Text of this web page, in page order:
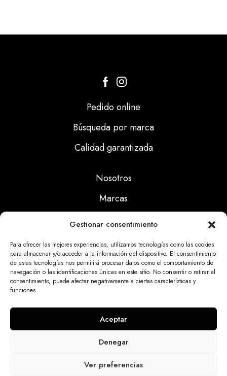
Gestionar consentimiento
Para ofrecer las mejores experiencias, utilizamos tecnologías como las cookies
para almacenar y/o acceder a la información del dispositivo. El consentimiento
de estas tecnologías nos permitirá procesar datos como el comportamiento de
navegación o las identificaciones únicas en este sitio. No consentir o retirar el
consentimiento, puede afectar negativamente a ciertas características y
funciones.
Aceptar
Denegar
Ver preferencias
Pedido online
Búsqueda por marca
Calidad garantizada
Nosotros
Marcas
Noticias
Aviso Legal
Politicas Cookies
pormiempresa.online